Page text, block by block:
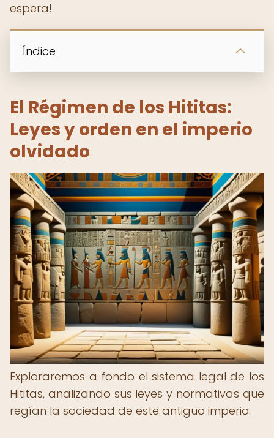
espera!
Índice
El Régimen de los Hititas:
Leyes y orden en el imperio
olvidado
Exploraremos a fondo el sistema legal de los
Hititas, analizando sus leyes y normativas que
regían la sociedad de este antiguo imperio.